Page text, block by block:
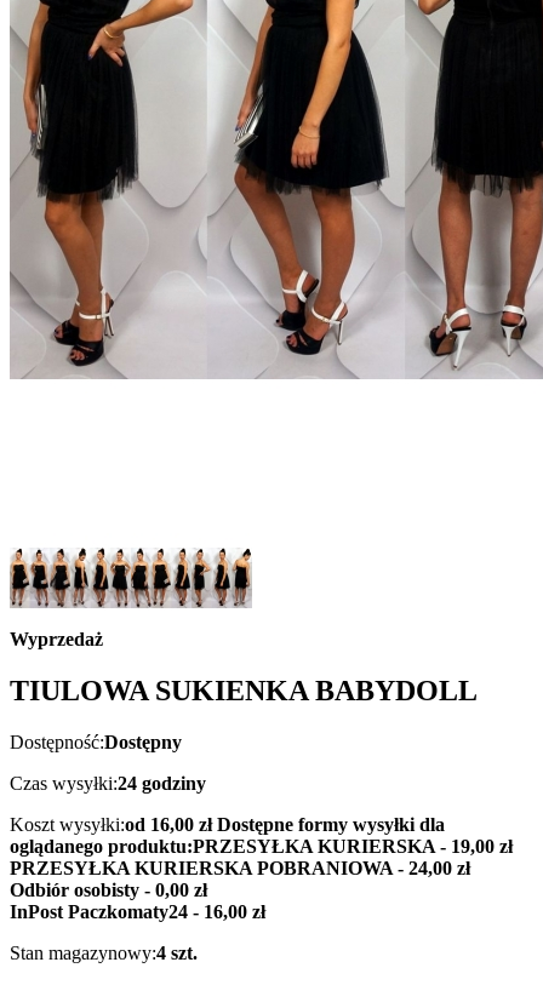
Wyprzedaż
TIULOWA SUKIENKA BABYDOLL
Dostępność:Dostępny
Czas wysyłki:24 godziny
Koszt wysyłki:od 16,00 złDostępne formy wysyłki dla
oglądanego produktu:PRZESYŁKA KURIERSKA - 19,00 zł
PRZESYŁKA KURIERSKA POBRANIOWA - 24,00 zł
Odbiór osobisty - 0,00 zł
InPost Paczkomaty24 - 16,00 zł
Stan magazynowy:4 szt.